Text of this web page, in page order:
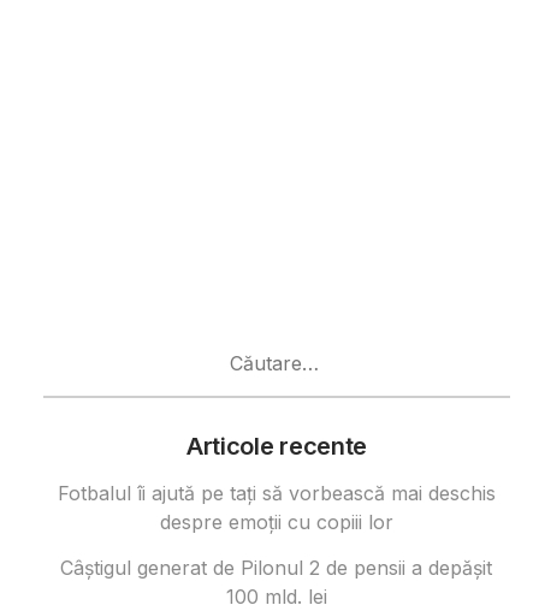
Articole recente
Fotbalul îi ajută pe tați să vorbească mai deschis
despre emoții cu copiii lor
Câştigul generat de Pilonul 2 de pensii a depăşit
100 mld. lei